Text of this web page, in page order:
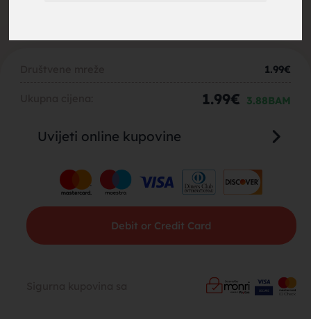
1.99€
1.99€ 3.88BAM
Uvijeti online kupovine
Debit or Credit Card
brak,
muskarci
za brak,